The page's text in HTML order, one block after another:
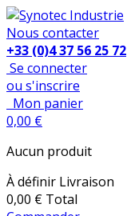
Nous contacter
+33 (0)4 37 56 25 72
Se connecter
ou s'inscrire
Mon panier
0,00 €
Aucun produit
À définir Livraison
0,00 € Total